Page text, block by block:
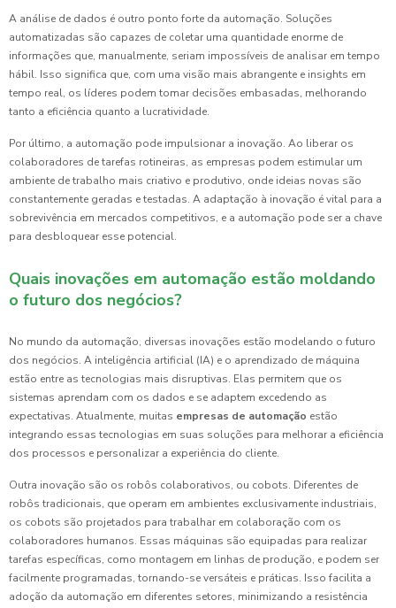
A análise de dados é outro ponto forte da automação. Soluções
automatizadas são capazes de coletar uma quantidade enorme de
informações que, manualmente, seriam impossíveis de analisar em tempo
hábil. Isso significa que, com uma visão mais abrangente e insights em
tempo real, os líderes podem tomar decisões embasadas, melhorando
tanto a eficiência quanto a lucratividade.
Por último, a automação pode impulsionar a inovação. Ao liberar os
colaboradores de tarefas rotineiras, as empresas podem estimular um
ambiente de trabalho mais criativo e produtivo, onde ideias novas são
constantemente geradas e testadas. A adaptação à inovação é vital para a
sobrevivência em mercados competitivos, e a automação pode ser a chave
para desbloquear esse potencial.
Quais inovações em automação estão moldando
o futuro dos negócios?
No mundo da automação, diversas inovações estão modelando o futuro
dos negócios. A inteligência artificial (IA) e o aprendizado de máquina
estão entre as tecnologias mais disruptivas. Elas permitem que os
sistemas aprendam com os dados e se adaptem excedendo as
expectativas. Atualmente, muitas empresas de automação estão
integrando essas tecnologias em suas soluções para melhorar a eficiência
dos processos e personalizar a experiência do cliente.
Outra inovação são os robôs colaborativos, ou cobots. Diferentes de
robôs tradicionais, que operam em ambientes exclusivamente industriais,
os cobots são projetados para trabalhar em colaboração com os
colaboradores humanos. Essas máquinas são equipadas para realizar
tarefas específicas, como montagem em linhas de produção, e podem ser
facilmente programadas, tornando-se versáteis e práticas. Isso facilita a
adoção da automação em diferentes setores, minimizando a resistência